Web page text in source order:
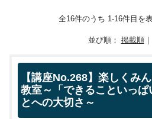
全16件のうち 1-16件目を
並び順： 掲載順｜
【講座No.268】楽しくみ
教室～「できることいっぱ
とへの大切さ～